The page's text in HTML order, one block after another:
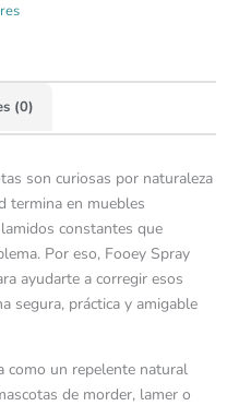
(0)
son curiosas por naturaleza
termina en muebles
constantes que
Por eso, Fooey Spray
ayudarte a corregir esos
segura, práctica y amigable
como un repelente natural
de morder, lamer o